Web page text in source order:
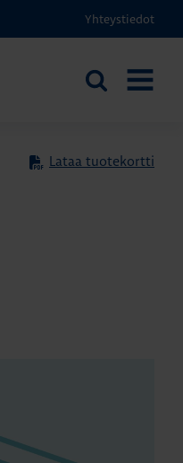
Yhteystiedot
Etsi
Lataa tuotekortti